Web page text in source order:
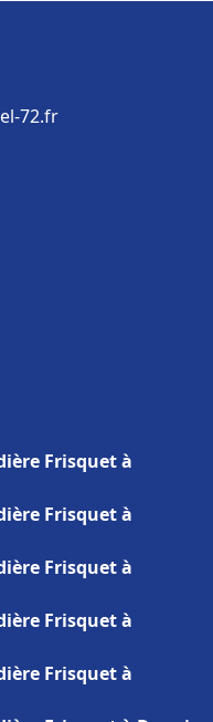
72.fr
Frisquet à
Frisquet à
Frisquet à
Frisquet à
Frisquet à